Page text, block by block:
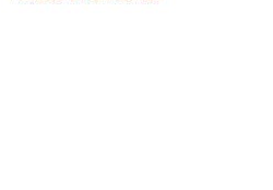
Тип установки:настенный